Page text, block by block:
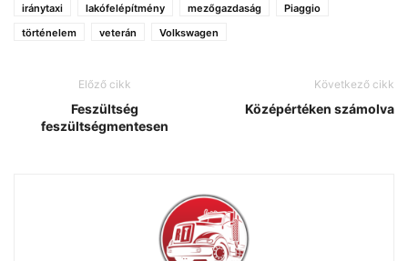
iránytaxi
lakófelépítmény mezőgazdaság
Piaggio
történelem
veterán Volkswagen
Előző cikk
Feszültség
feszültségmentesen
Következő cikk
Középértéken számolva